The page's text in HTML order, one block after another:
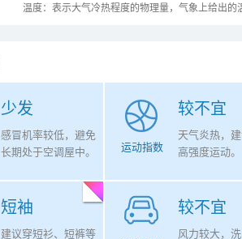
温度：表示大气冷热程度的物理量，气象上给出
少发
感冒机率较低，避免
长期处于空调屋中。
较不宜
运动指数
天气炎热，
高强度运动。
短袖
建议穿短衫、短裤等
较不宜
风力较大，